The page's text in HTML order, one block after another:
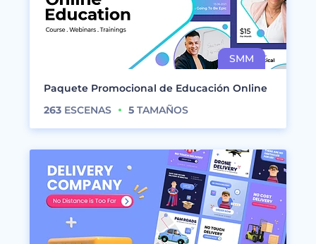
Paquete Promocional de Educación Online
263 ESCENAS 5 TAMAÑOS